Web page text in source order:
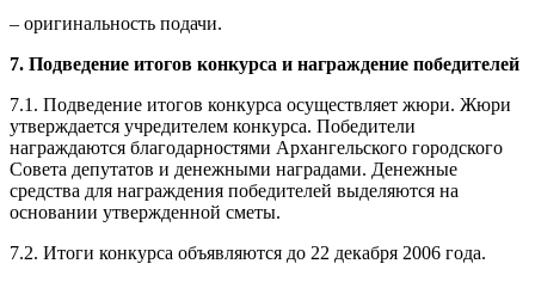
– оригинальность подачи.
7. Подведение итогов конкурса и награждение победителей
7.1. Подведение итогов конкурса осуществляет жюри. Жюри
утверждается учредителем конкурса. Победители
награждаются благодарностями Архангельского городского
Совета депутатов и денежными наградами. Денежные
средства для награждения победителей выделяются на
основании утвержденной сметы.
7.2. Итоги конкурса объявляются до 22 декабря 2006 года.